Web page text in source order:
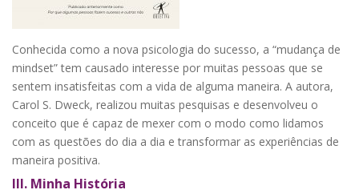
Conhecida como a nova psicologia do sucesso, a “mudança de
mindset” tem causado interesse por muitas pessoas que se
sentem insatisfeitas com a vida de alguma maneira. A autora,
Carol S. Dweck, realizou muitas pesquisas e desenvolveu o
conceito que é capaz de mexer com o modo como lidamos
com as questões do dia a dia e transformar as experiências de
maneira positiva.
III. Minha História